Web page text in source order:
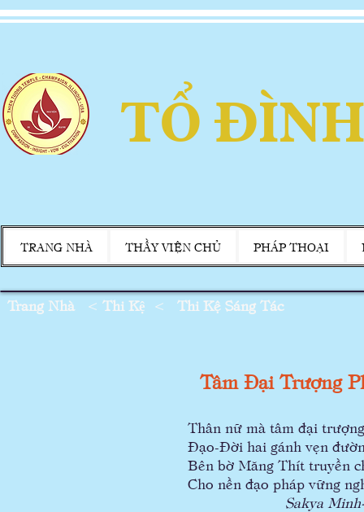
TỔ
TRANG NHÀ THẦY VIỆN CHỦ PHÁP THOẠI
Trang Nhà < Thi Kệ < Thi Kệ Sáng Tác
Tâm Đại Trượng
Thân nữ mà tâm đại
Đạo-Đời hai gánh vẹn
Bên bờ Măng Thít truyền
Cho nền đạo pháp vững
Sakya